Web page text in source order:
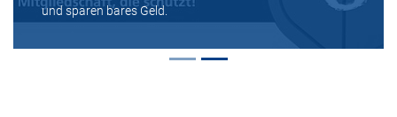
und sparen bares Geld.